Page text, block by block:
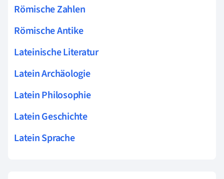
Römische Zahlen
Römische Antike
Lateinische Literatur
Latein Archäologie
Latein Philosophie
Latein Geschichte
Latein Sprache